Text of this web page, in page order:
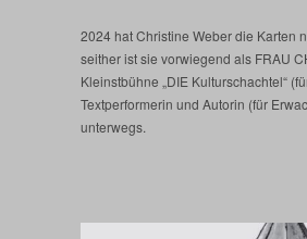
2024 hat Christine Weber die Karten
seither ist sie vorwiegend als FRAU
Kleinstbühne „DIE Kulturschachtel“
Textperformerin und Autorin (für
unterwegs.